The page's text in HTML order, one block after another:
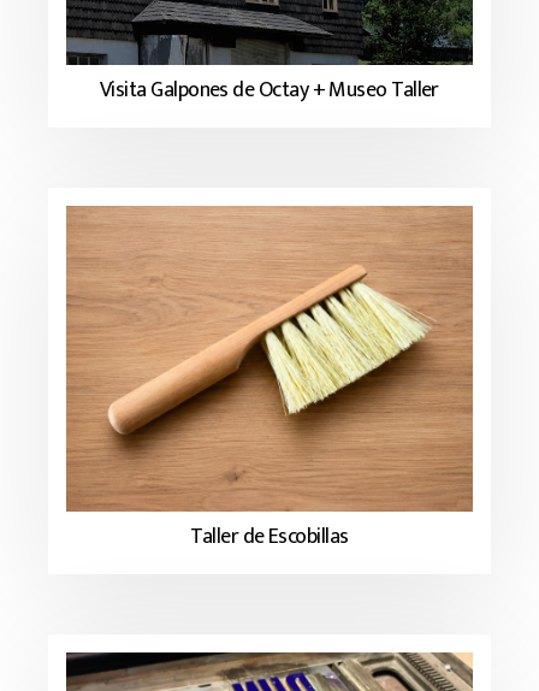
Visita Galpones de Octay + Museo Taller
Taller de Escobillas